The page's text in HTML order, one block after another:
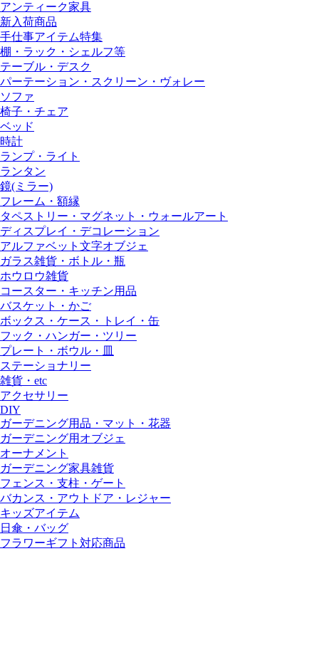
アンティーク家具
新入荷商品
手仕事アイテム特集
棚・ラック・シェルフ等
テーブル・デスク
パーテーション・スクリーン・ヴォレー
ソファ
椅子・チェア
ベッド
時計
ランプ・ライト
ランタン
鏡(ミラー)
フレーム・額縁
タペストリー・マグネット・ウォールアート
ディスプレイ・デコレーション
アルファベット文字オブジェ
ガラス雑貨・ボトル・瓶
ホウロウ雑貨
コースター・キッチン用品
バスケット・かご
ボックス・ケース・トレイ・缶
フック・ハンガー・ツリー
プレート・ボウル・皿
ステーショナリー
雑貨・etc
アクセサリー
DIY
ガーデニング用品・マット・花器
ガーデニング用オブジェ
オーナメント
ガーデニング家具雑貨
フェンス・支柱・ゲート
バカンス・アウトドア・レジャー
キッズアイテム
日傘・バッグ
フラワーギフト対応商品